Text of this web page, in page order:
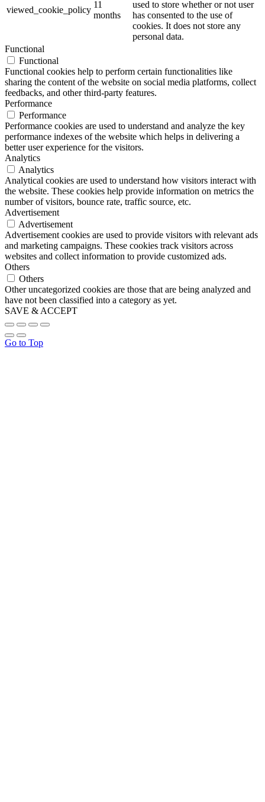
viewed_cookie_policy
11
months
used to store whether or not user
has consented to the use of
cookies. It does not store any
personal data.
Functional
Functional
Functional cookies help to perform certain functionalities like
sharing the content of the website on social media platforms, collect
feedbacks, and other third-party features.
Performance
Performance
Performance cookies are used to understand and analyze the key
performance indexes of the website which helps in delivering a
better user experience for the visitors.
Analytics
Analytics
Analytical cookies are used to understand how visitors interact with
the website. These cookies help provide information on metrics the
number of visitors, bounce rate, traffic source, etc.
Advertisement
Advertisement
Advertisement cookies are used to provide visitors with relevant ads
and marketing campaigns. These cookies track visitors across
websites and collect information to provide customized ads.
Others
Others
Other uncategorized cookies are those that are being analyzed and
have not been classified into a category as yet.
SAVE & ACCEPT
Go to Top